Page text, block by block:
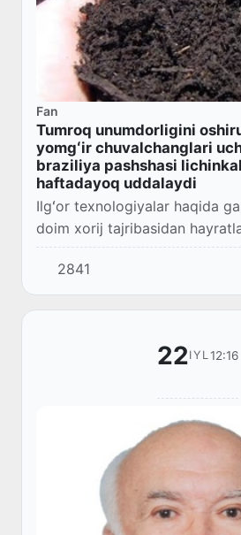
Fan
Tumroq unumdorligini
yomgʻir chuvalchanglari
braziliya pashshasi
haftadayoq uddalaydi
Ilgʻor texnologiyalar haqida
doim xorij tajribasidan
odatlanganmiz. Ammo
turli ixtirolar, foydali hamda
texnologiyal...
2841
22IYL12:16